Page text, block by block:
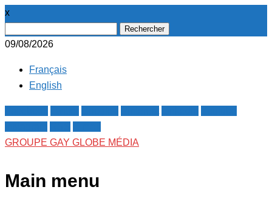
x
09/08/2026
Français
English
GROUPE GAY GLOBE MÉDIA
Main menu